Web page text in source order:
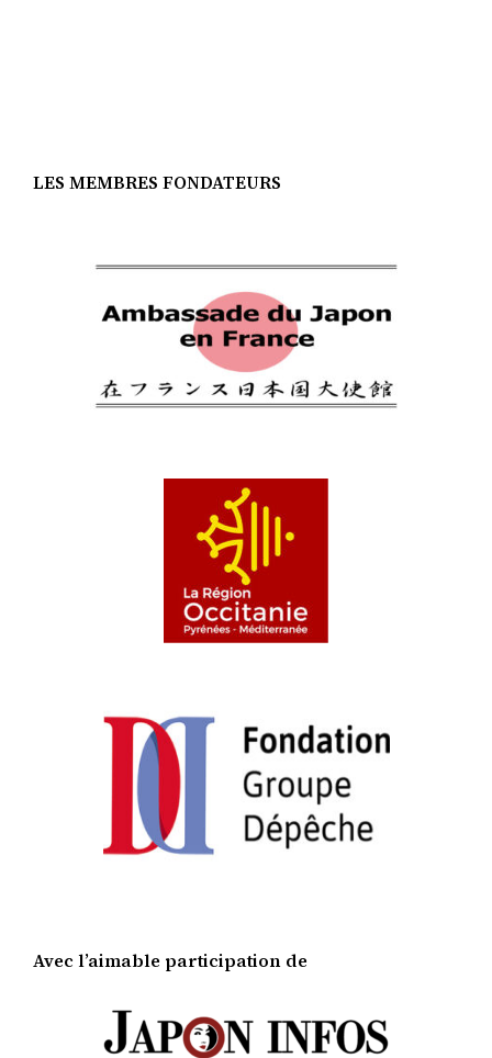
LES MEMBRES FONDATEURS
Avec l’aimable participation de